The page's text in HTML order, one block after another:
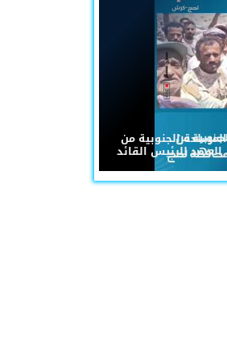
الجنوبية من
للرئيس القائد